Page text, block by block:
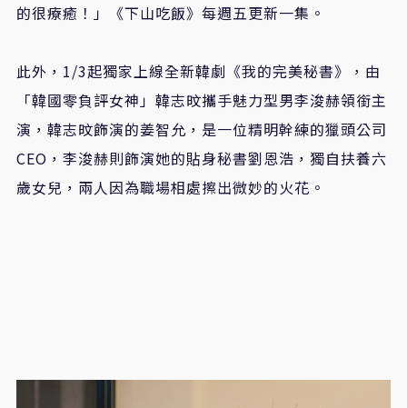
的很療癒！」《下山吃飯》每週五更新一集。
此外， 1/3起獨家上線全新韓劇《我的完美秘書》，由
「韓國零負評女神」韓志旼攜手魅力型男李浚赫領銜主
演，韓志旼飾演的姜智允，是一位精明幹練的獵頭公司
CEO ，李浚赫則飾演她的貼身秘書劉恩浩，獨自扶養六
歲女兒，兩人因為職場相處擦出微妙的火花。